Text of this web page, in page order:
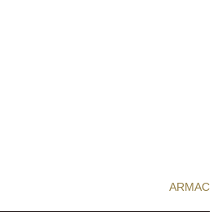
ARMAC